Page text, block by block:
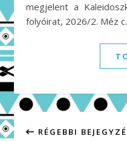
megjelent a
folyóirat, 2026/2. Méz
RÉGEBBI